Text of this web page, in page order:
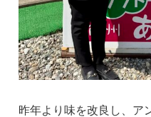
昨年より味を改良し、ア